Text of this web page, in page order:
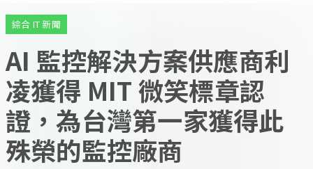
綜合 IT 新聞
AI 監控解決方案供應商利
凌獲得 MIT 微笑標章認
證，為台灣第一家獲得此
殊榮的監控廠商